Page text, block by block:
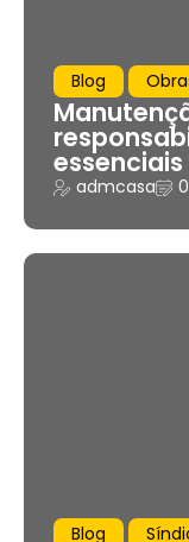
Blog
essenciais
admcasa
Blog